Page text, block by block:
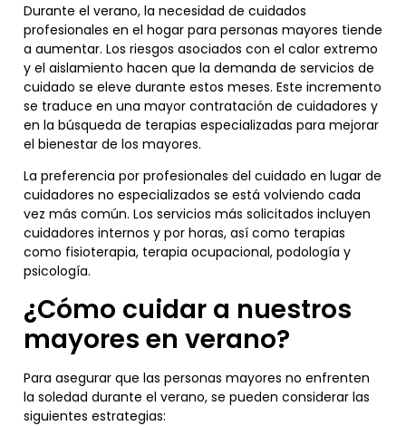
Durante el verano, la necesidad de cuidados
profesionales en el hogar para personas mayores tiende
a aumentar. Los riesgos asociados con el calor extremo
y el aislamiento hacen que la demanda de servicios de
cuidado se eleve durante estos meses. Este incremento
se traduce en una mayor contratación de cuidadores y
en la búsqueda de terapias especializadas para mejorar
el bienestar de los mayores.
La preferencia por profesionales del cuidado en lugar de
cuidadores no especializados se está volviendo cada
vez más común. Los servicios más solicitados incluyen
cuidadores internos y por horas, así como terapias
como fisioterapia, terapia ocupacional, podología y
psicología.
¿Cómo cuidar a nuestros
mayores en verano?
Para asegurar que las personas mayores no enfrenten
la soledad durante el verano, se pueden considerar las
siguientes estrategias: